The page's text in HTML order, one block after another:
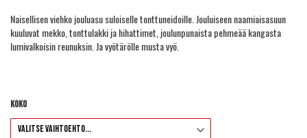
Naisellisen viehko jouluasu suloiselle tonttuneidoille. Jouluiseen naamiaisasuun
kuuluvat mekko, tonttulakki ja hihattimet, joulunpunaista pehmeää kangasta
lumivalkoisin reunuksin. Ja vyötärölle musta vyö.
Koko